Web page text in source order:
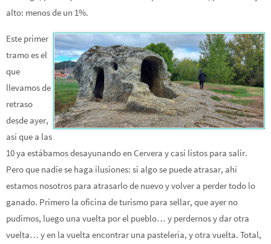
alto: menos de un 1%.
Este primer
tramo es el
que
llevamos de
retraso
desde ayer,
así que a las
10 ya estábamos desayunando en Cervera y casi listos para salir.
Pero que nadie se haga ilusiones: si algo se puede atrasar, ahí
estamos nosotros para atrasarlo de nuevo y volver a perder todo lo
ganado. Primero la oficina de turismo para sellar, que ayer no
pudimos, luego una vuelta por el pueblo… y perdernos y dar otra
vuelta… y en la vuelta encontrar una pastelería, y otra vuelta. Total,